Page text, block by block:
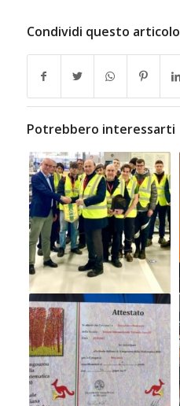
Condividi questo articolo
Potrebbero interessarti